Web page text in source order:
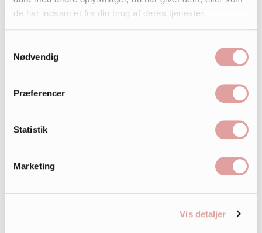
de har indsamlet fra din brug af deres tjenester.
Nødvendig
Præferencer
Statistik
Marketing
Vis detaljer